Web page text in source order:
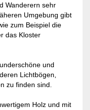
Wanderern sehr
Umgebung gibt
zum Beispiel die
das Kloster
und
Lichtbögen,
zu finden sind.
Holz und mit